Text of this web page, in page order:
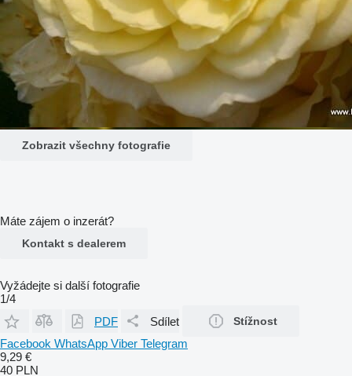
Zobrazit všechny fotografie
Máte zájem o inzerát?
Kontakt s dealerem
Vyžádejte si další fotografie
1/4
PDF
Sdílet Stížnost
Facebook WhatsApp Viber Telegram
9,29 €
40 PLN